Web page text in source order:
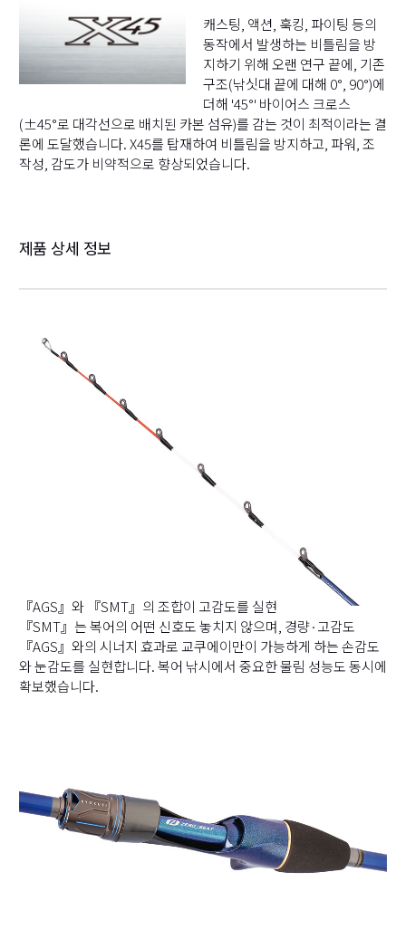
캐스팅, 액션, 훅킹, 파이팅 등의
동작에서 발생하는 비틀림을 방
지하기 위해 오랜 연구 끝에, 기존
구조(낚싯대 끝에 대해 0°, 90°)에
더해 '45°' 바이어스 크로스
(±45°로 대각선으로 배치된 카본 섬유)를 감는 것이 최적이라는 결
론에 도달했습니다. X45를 탑재하여 비틀림을 방지하고, 파워, 조
작성, 감도가 비약적으로 향상되었습니다.
제품 상세 정보
『AGS』와 『SMT』의 조합이 고감도를 실현
『SMT』는 복어의 어떤 신호도 놓치지 않으며, 경량·고감도
『AGS』와의 시너지 효과로 교쿠에이만이 가능하게 하는 손감도
와 눈감도를 실현합니다. 복어 낚시에서 중요한 물림 성능도 동시에
확보했습니다.